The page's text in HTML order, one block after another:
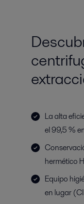
La alta
el 99,5 %
hermético
Equipo
en lugar